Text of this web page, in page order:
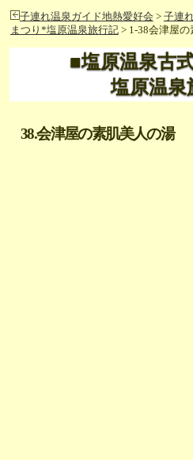
子連れ温泉ガイド地熱愛好会 > 子連
まつり*塩原温泉旅行記> 1-38会津屋の
■塩原温泉古
塩原温泉
38.会津屋の素肌美人の湯